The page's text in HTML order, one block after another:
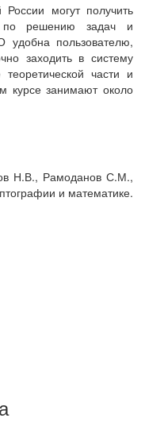
могут получить
по решению задач и
пользователю,
заходить в систему
части и
курсе занимают около
Н.В., Рамоданов С.М.,
и математике.